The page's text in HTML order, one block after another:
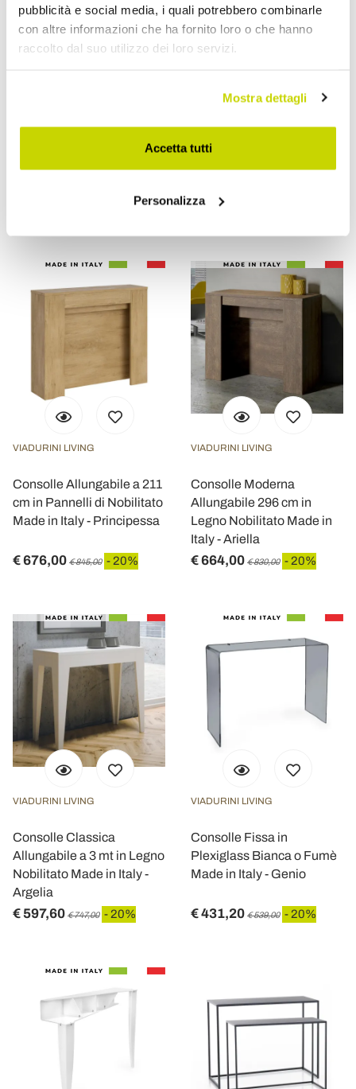
pubblicità e social media, i quali potrebbero combinarle
con altre informazioni che ha fornito loro o che hanno
raccolto dal suo utilizzo dei loro servizi.
Mostra dettagli
Accetta tutti
Personalizza
Consolle Allungabile a 211
cm in Nobilitato in Essenza
- 20%
Consolle Allungabile a 181
cm in Pannelli di Nobilitato
€ 644,00
VIADURINI LIVING
Consolle Allungabile a 211
cm in Pannelli di Nobilitato
Made in Italy - Principessa
€ 676,00 € 845,00 - 20%
VIADURINI LIVING
Consolle Moderna
Allungabile 296 cm in
Legno Nobilitato Made in
Italy - Ariella
€ 664,00 € 830,00 - 20%
VIADURINI LIVING
Consolle Classica
Allungabile a 3 mt in Legno
Nobilitato Made in Italy -
Argelia
€ 597,60 € 747,00 - 20%
VIADURINI LIVING
Consolle Fissa in
Plexiglass Bianca o Fumè
Made in Italy - Genio
€ 431,20 € 539,00 - 20%